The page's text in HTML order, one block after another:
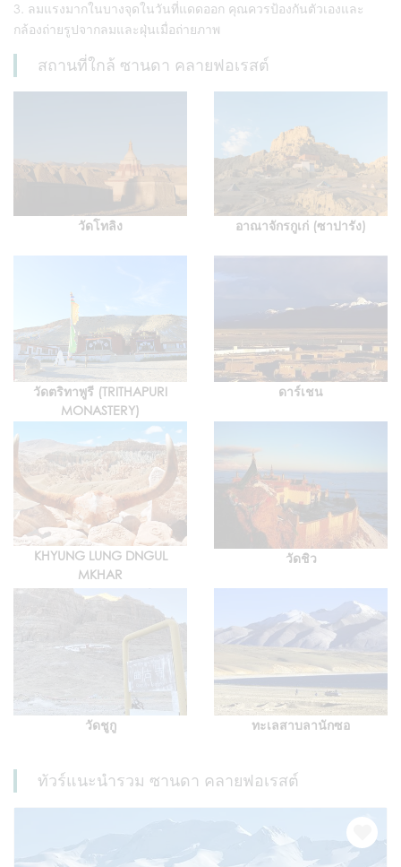
ลมแรงมากในบางจุดในวันที่แดดออก คุณควรป้องกันตัวเองและ
กล้องถ่ายรูปจากลมและฝุ่นเมื่อถ่ายภาพ
สถานที่ใกล้ ซานดา คลายฟอเรสต์
วัดโทลิง อาณาจักรกูเก่ (ซาปารัง)
วัดตริทาพูรี (TRITHAPURI
MONASTERY)
ดาร์เชน
KHYUNG LUNG DNGUL
MKHAR
วัดชิว
วัดชูกู ทะเลสาบลานักซอ
ทัวร์แนะนำรวม ซานดา คลายฟอเรสต์